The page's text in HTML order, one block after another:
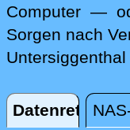
Computer —
Sorgen nach
Untersiggenthal
Datenrettung